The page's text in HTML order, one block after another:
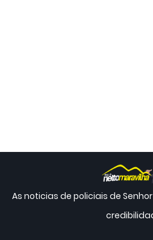
As noticias de policiais de